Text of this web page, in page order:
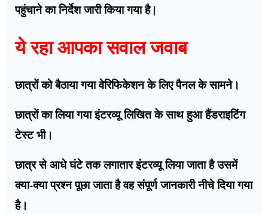
पहुंचाने का निर्देश जारी किया गया है |
ये रहा आपका सवाल जवाब
छात्रों को बैठाया गया वेरिफिकेशन के लिए पैनल के सामने।
छात्रों का लिया गया इंटरव्यू लिखित के साथ हुआ हैंडराइटिंग
टेस्ट भी।
छात्र से आधे घंटे तक लगातार इंटरव्यू लिया जाता है उसमें
क्या-क्या प्रश्न पूछा जाता है वह संपूर्ण जानकारी नीचे दिया गया
है।